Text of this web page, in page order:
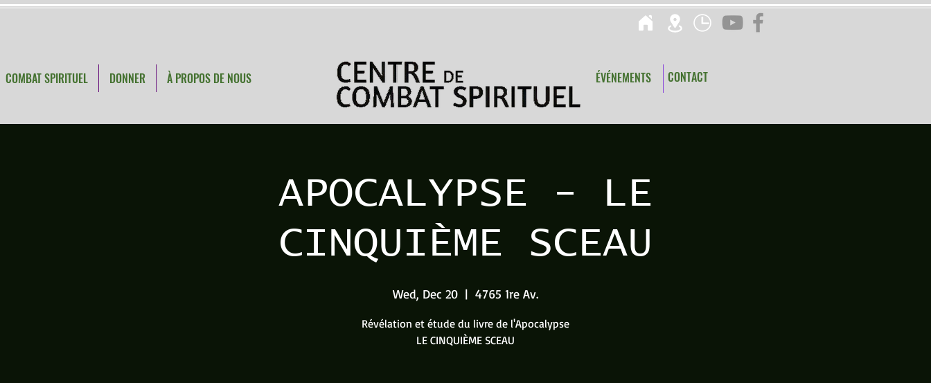
COMBAT SPIRITUEL DONNER À PROPOS DE NOUS ÉVÉNEMENTS CONTACT
APOCALYPSE - LE
CINQUIÈME SCEAU
Wed, Dec 20
  |
4765 1re Av.
Révélation et étude du livre de l'Apocalypse
LE CINQUIÈME SCEAU